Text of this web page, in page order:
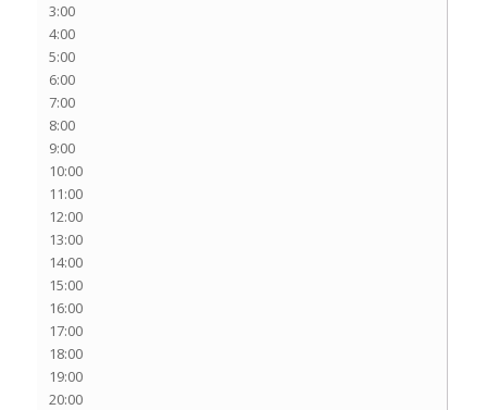
3:00
4:00
5:00
6:00
7:00
8:00
9:00
10:00
11:00
12:00
13:00
14:00
15:00
16:00
17:00
18:00
19:00
20:00